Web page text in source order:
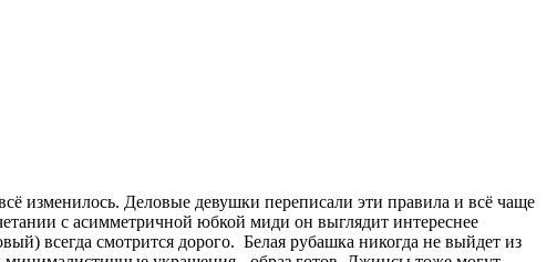
изменилось. Деловые девушки переписали эти правила и всё чаще
с асимметричной юбкой миди он выглядит интереснее
всегда смотрится дорого. Белая рубашка никогда не выйдет из